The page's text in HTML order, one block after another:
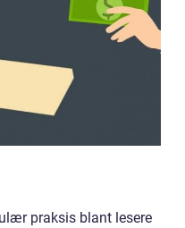
praksis blant lesere